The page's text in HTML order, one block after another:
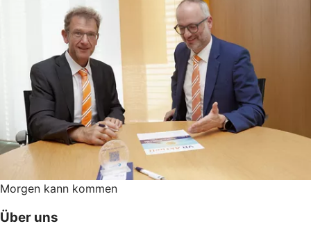
Morgen kann kommen
Über uns